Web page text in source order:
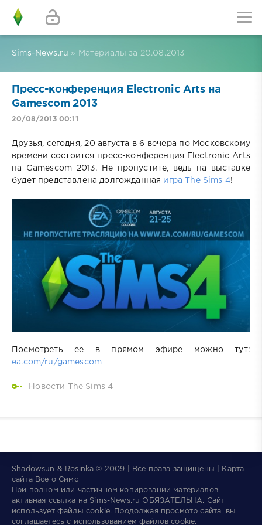
Sims-News.ru » Материалы за 20.08.2013
Пресс-конференция Electronic Arts на
Gamescom 2013
20/08/2013 00:11
Друзья, сегодня, 20 августа в 6 вечера по Московскому
времени состоится пресс-конференция Electronic Arts
на Gamescom 2013. Не пропустите, ведь на выставке
будет представлена долгожданная игра The Sims 4!
Посмотреть ее в прямом эфире можно тут:
ea.com/ru/gamescom
Новости The Sims 4
Shadowsun & Rosinka © 2009 | Все права защищены | Карта
сайта Все о Симс
При полном или частичном копировании материалов
активная ссылка на Sims-News.ru ОБЯЗАТЕЛЬНА.
Сайт
использует файлы cookie. Продолжая просмотр сайта, вы
соглашаетесь с использованием файлов cookie.